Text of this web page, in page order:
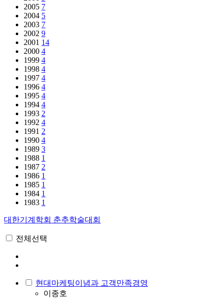
2005 7
2004 5
2003 7
2002 9
2001 14
2000 4
1999 4
1998 4
1997 4
1996 4
1995 4
1994 4
1993 2
1992 4
1991 2
1990 4
1989 3
1988 1
1987 2
1986 1
1985 1
1984 1
1983 1
대한기계학회 춘추학술대회
전체선택
현대마케팅이념과 고객만족경영
이종호